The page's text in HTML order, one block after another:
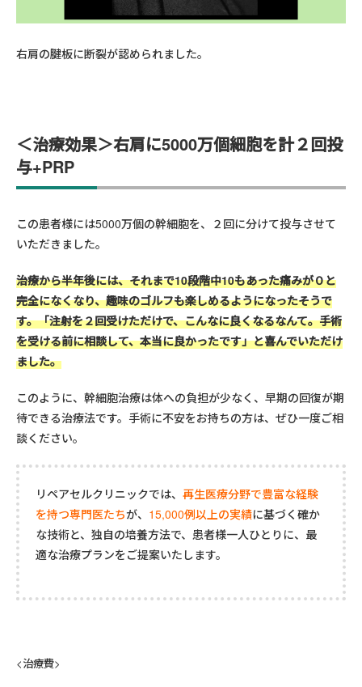
右肩の腱板に断裂が認められました。
＜治療効果＞右肩に5000万個細胞を計２回投
与+PRP
この患者様には5000万個の幹細胞を、 ２ 回に分けて投与させて
いただきました。
治療から半年後には、それまで10段階中10もあった痛みが０と
完全になくなり、趣味のゴルフも楽しめるようになったそうで
す。「注射を２回受けただけで、こんなに良くなるなんて。手術
を受ける前に相談して、本当に良かったです」と喜んでいただけ
ました。
このように、幹細胞治療は体への負担が少なく、早期の回復が期
待できる治療法です。手術に不安をお持ちの方は、ぜひ一度ご相
談ください。
リペアセルクリニックでは、 再生医療分野で豊富な経験
を持つ専門医たちが、 15,000例以上の実績に基づく確か
な技術と、独自の培養方法で、患者様一人ひとりに、最
適な治療プランをご提案いたします。
<治療費>